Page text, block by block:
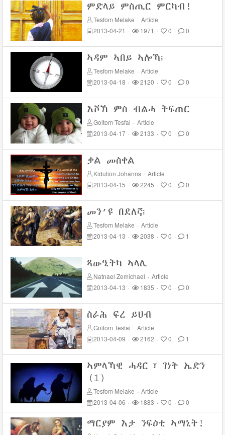
ምድላይ ምስጢር ምርካብ!
Tesfom Melake · Article
2013-04-21 · 1971 · 0 · 0
ኣዳም ኣበይ ኣሎኻ፧
Tesfom Melake · Article
2013-04-18 · 2120 · 0 · 0
እሾኽ ምስ ብልሓ ትፍጠር
Goitom Tesfai · Article
2013-04-17 · 2133 · 0 · 0
ቃል መስቀል
Kidution Johanns · Article
2013-04-15 · 2245 · 0 · 0
መን’ዩ በደለኛ፧
Tesfom Melake · Article
2013-04-13 · 2038 · 0 · 1
ጻውዒትካ ኣላሊ
Natnael Zemichael · Article
2013-04-13 · 1835 · 0 · 0
ስራሕ ፍረ ይህብ
Goitom Tesfai · Article
2013-04-09 · 2162 · 0 · 1
ኣምላኻዊ ሓዳር፣ ገነት ኤድን
(1)
Tesfom Melake · Article
2013-04-06 · 1883 · 0 · 0
ማርያም እታ ንፍዕቲ ኣማኒት!